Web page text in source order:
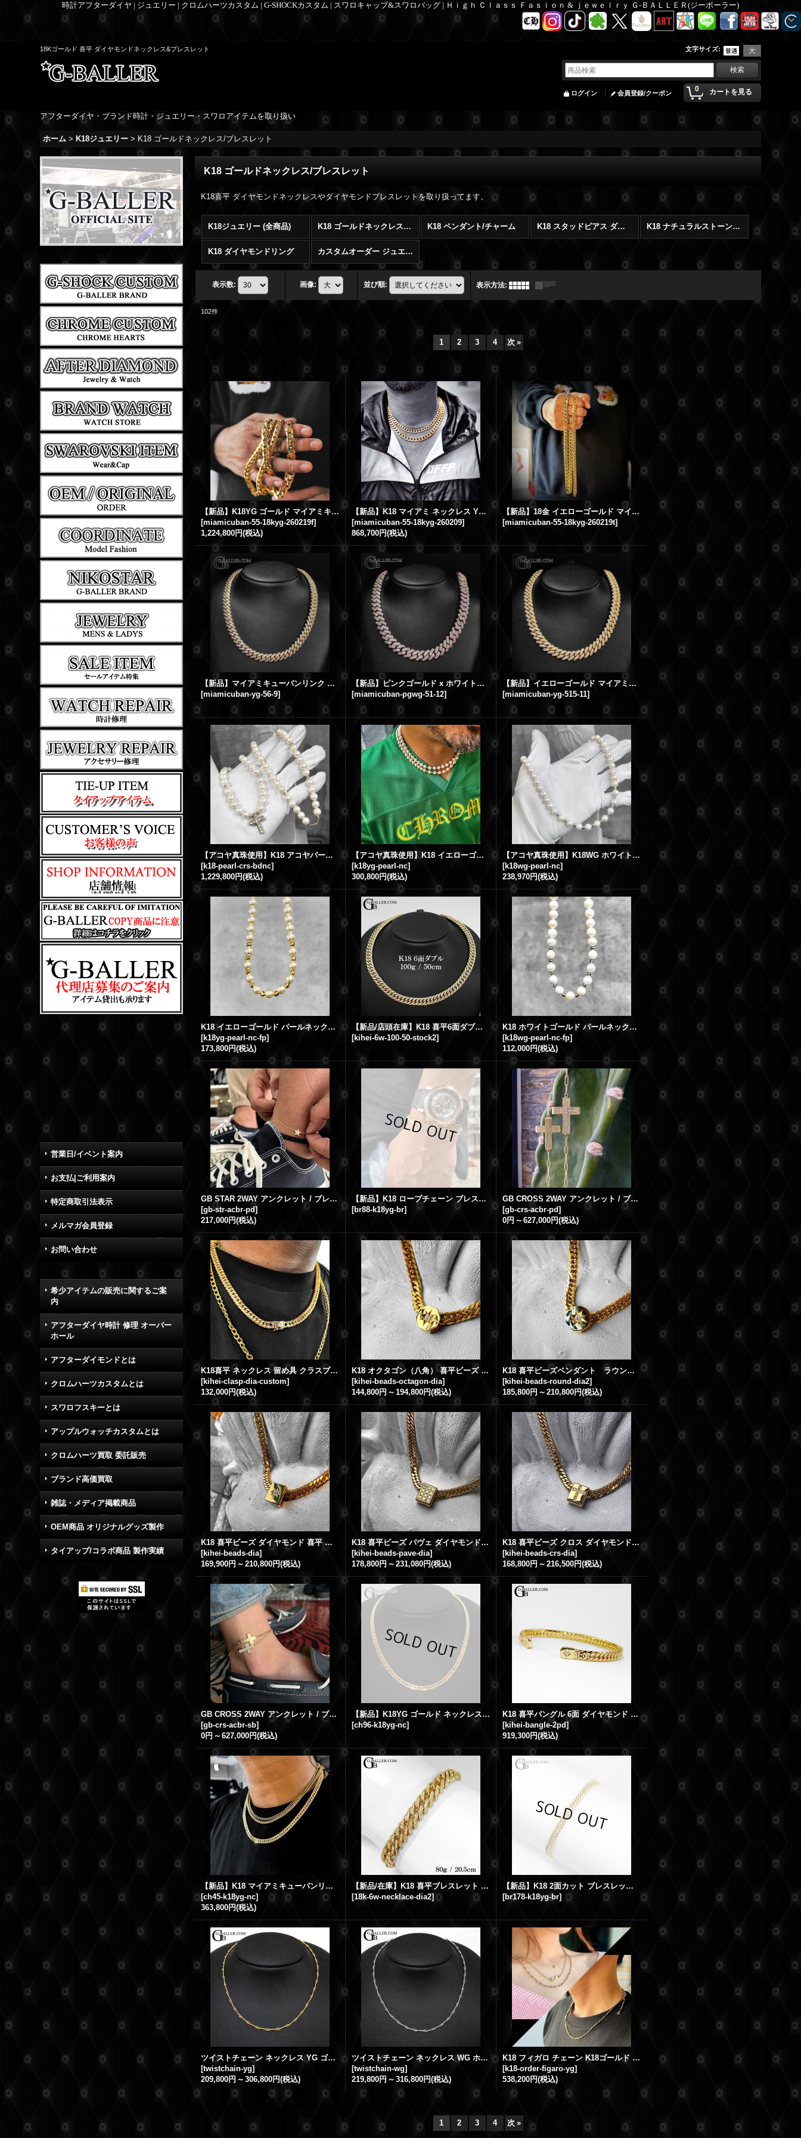
時計アフターダイヤ | ジュエリー | クロムハーツカスタム | G-SHOCKカスタム | スワロキャップ&スワロバッグ | Ｈｉｇｈ Ｃｌａｓｓ Ｆａｓｉｏｎ & ｊｅｗｅｌｒｙ Ｇ-ＢＡＬＬＥＲ(ジーボーラー)
18Kゴールド 喜平 ダイヤモンドネックレス&ブレスレット 文字サイズ:
0 カートを見る
ログイン 会員登録/クーポン
アフターダイヤ・ブランド時計・ジュエリー・スワロアイテムを取り扱い
ホーム > K18ジュエリー > K18 ゴールドネックレス/ブレスレット
営業日/イベント案内
お支払|ご利用案内
特定商取引法表示
メルマガ会員登録
お問い合わせ
希少アイテムの販売に関するご案
内
アフターダイヤ時計 修理 オーバー
ホール
アフターダイモンドとは
クロムハーツカスタムとは
スワロフスキーとは
アップルウォッチカスタムとは
クロムハーツ買取 委託販売
ブランド高価買取
雑誌・メディア掲載商品
OEM商品 オリジナルグッズ製作
タイアップ/コラボ商品 製作実績
K18 ゴールドネックレス/ブレスレット
K18喜平 ダイヤモンドネックレスやダイヤモンドブレスレットを取り扱ってます。
K18ジュエリー (全商品) K18 ゴールドネックレス/ブレスレット K18 ペンダント/チャーム K18 スタッドピアス ダイヤモンド K18 ナチュラルストーン ブレスレット
K18 ダイヤモンドリング カスタムオーダー ジュエリー
表示数: 画像: 並び順: 表示方法:
102件
1 2 3 4 次 »
【新品】K18YG ゴールド マイアミキューバンネックレス マイアミチェーン 幅10.5mm 55cm
[miamicuban-55-18kyg-260219f]
1,224,800円(税込)
【新品】K18 マイアミ ネックレス YG マイアミキューバンチェーン ゴールド 幅9.5mm 55cm
[miamicuban-55-18kyg-260209]
868,700円(税込)
【新品】18金 イエローゴールド マイアミキューバンリンクチェーンネックレス 幅9mm 55cm
[miamicuban-55-18kyg-260219t]
【新品】マイアミキューバンリンク ダイヤモンドネックレス イエローゴールド 幅9mm 56cm
[miamicuban-yg-56-9]
【新品】ピンクゴールド x ホワイトゴールド コンビ マイアミキューバンネックレス ダイヤモンド 幅12mm 51cm
[miamicuban-pgwg-51-12]
【新品】イエローゴールド マイアミキューバンネックレス ダイヤモンド 幅11mm 51.5cm
[miamicuban-yg-515-11]
【アコヤ真珠使用】K18 アコヤパールネックレス 8mm with バゲットダイヤモンド クロスペンダント
[k18-pearl-crs-bdnc]
1,229,800円(税込)
【アコヤ真珠使用】K18 イエローゴールド アコヤ パールネックレス 8mm
[k18yg-pearl-nc]
300,800円(税込)
【アコヤ真珠使用】K18WG ホワイトゴールド アコヤ パールネックレス 8mm
[k18wg-pearl-nc]
238,970円(税込)
K18 イエローゴールド パールネックレス 8mm
[k18yg-pearl-nc-fp]
173,800円(税込)
【新品/店頭在庫】K18 喜平6面ダブル ダイヤモンド ネックレス 100g 50cm G★B刻印
[kihei-6w-100-50-stock2]
K18 ホワイトゴールド パールネックレス 8mm
[k18wg-pearl-nc-fp]
112,000円(税込)
GB STAR 2WAY アンクレット / ブレスレット K18YG イエローゴールド with スター ダイヤモンド
[gb-str-acbr-pd]
217,000円(税込)
【新品】K18 ロープチェーン ブレスレット イエローゴールド 全長19.5cm 幅4.5mm スクリューブレスレット GB刻印入り
[br88-k18yg-br]
GB CROSS 2WAY アンクレット / ブレスレット K18YG イエローゴールド with クロス ダイヤモンド
[gb-crs-acbr-pd]
0円 ～ 627,000円(税込)
K18喜平 ネックレス 留め具 クラスプ ダイヤンモンド カスタム | 6面ダブル 100g 60cm 施工例
[kihei-clasp-dia-custom]
132,000円(税込)
K18 オクタゴン（八角） 喜平ビーズ ペンダント トップ ダイヤモンド 喜平ダイヤモンド 6面 30g-50g（50cm/60cm）用
[kihei-beads-octagon-dia]
144,800円 ～ 194,800円(税込)
K18 喜平ビーズペンダント ラウンド(丸型) ダイヤモンド 喜平ダイヤ トップ 6面 30g-50g（50cm/60cm）用
[kihei-beads-round-dia2]
185,800円 ～ 210,800円(税込)
K18 喜平ビーズ ダイヤモンド 喜平 ダイヤ ネックレス 6面 30g-50g（50cm/60cm）用
[kihei-beads-dia]
169,900円 ～ 210,800円(税込)
K18 喜平ビーズ パヴェ ダイヤモンド 喜平 ダイヤ ペンダント 6面 30g-50g（50cm/60cm）用
[kihei-beads-pave-dia]
178,800円 ～ 231,080円(税込)
K18 喜平ビーズ クロス ダイヤモンド 喜平 ダイヤ トップ 6面 30g-50g（50cm/60cm）用
[kihei-beads-crs-dia]
168,800円 ～ 216,500円(税込)
GB CROSS 2WAY アンクレット / ブレスレット K18YG イエローゴールド サテンブラッシュ
[gb-crs-acbr-sb]
0円 ～ 627,000円(税込)
【新品】K18YG ゴールド ネックレス 2面カット 全長49.5cm 幅4mm メンズネックレス GB刻印入り
[ch96-k18yg-nc]
K18 喜平バングル 6面 ダイヤモンド イエローゴールド
[kihei-bangle-2pd]
919,300円(税込)
【新品】K18 マイアミキューバンリンクチェーン ネックレス イエローゴールド 全長49.5cm 幅4.2mm メンズネックレス GB刻印入り
[ch45-k18yg-nc]
363,800円(税込)
【新品/在庫】K18 喜平ブレスレット ダイヤ 80g 6面ダブル 20.5cm
[18k-6w-necklace-dia2]
【新品】K18 2面カット ブレスレット イエローゴールド 全長21cm 幅4.8mm メンズブレスレット GB刻印入り
[br178-k18yg-br]
ツイストチェーン ネックレス YG ゴールド 16inch〜24inch（約40cm〜60cm）
[twistchain-yg]
209,800円 ～ 306,800円(税込)
ツイストチェーン ネックレス WG ホワイトゴールド 16inch〜24inch（約40cm〜60cm）
[twistchain-wg]
219,800円 ～ 316,800円(税込)
K18 フィガロ チェーン K18ゴールド 55cm 2.8mm/Figaro
[k18-order-figaro-yg]
538,200円(税込)
1 2 3 4 次 »